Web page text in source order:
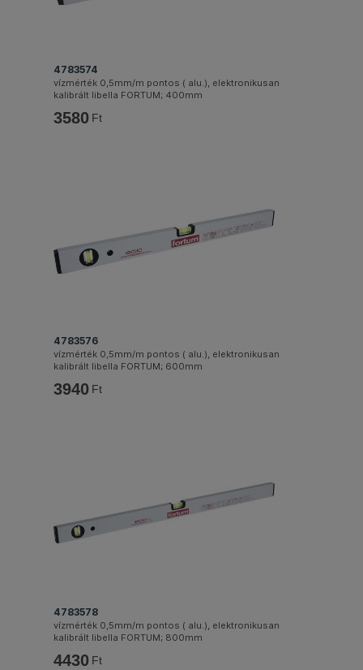
4783574
vízmérték 0,5mm/m pontos ( alu.), elektronikusan
kalibrált libella FORTUM; 400mm
3580 Ft
4783576
vízmérték 0,5mm/m pontos ( alu.), elektronikusan
kalibrált libella FORTUM; 600mm
3940 Ft
4783578
vízmérték 0,5mm/m pontos ( alu.), elektronikusan
kalibrált libella FORTUM; 800mm
4430 Ft